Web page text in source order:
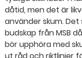
dåtid, men det är
använder skum.
budskap från MSB
bör upphöra med